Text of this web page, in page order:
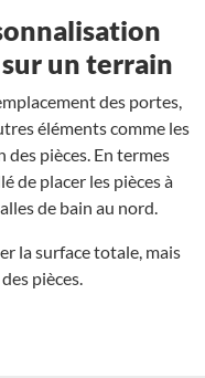
un terrain
des portes,
éléments comme les
pièces. En termes
de placer les pièces à
de bain au nord.
la surface totale, mais
pièces.